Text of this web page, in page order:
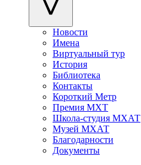
Новости
Имена
Виртуальный тур
История
Библиотека
Контакты
Короткий Метр
Премия МХТ
Школа-студия МХАТ
Музей МХАТ
Благодарности
Документы